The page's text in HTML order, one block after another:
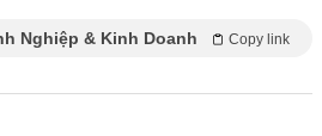
Nghiệp & Kinh Doanh Copy link